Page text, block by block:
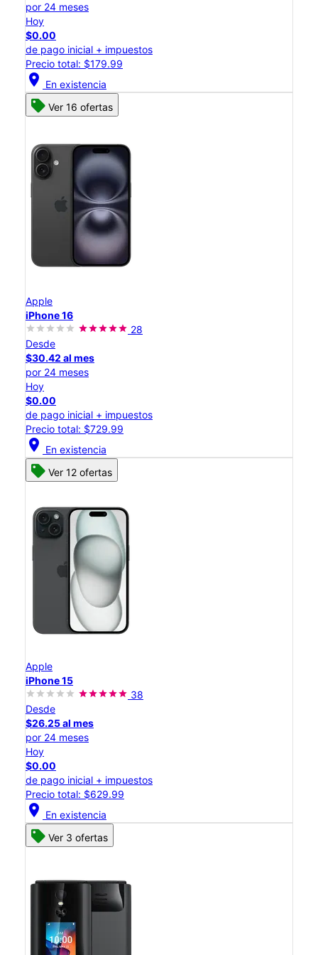
por 24 meses
Hoy
$0.00
de pago inicial + impuestos
Precio total: $179.99
location_on En existencia
Ver 16 ofertas
Apple
iPhone 16
28
Desde
$30.42 al mes
por 24 meses
Hoy
$0.00
de pago inicial + impuestos
Precio total: $729.99
location_on En existencia
Ver 12 ofertas
Apple
iPhone 15
38
Desde
$26.25 al mes
por 24 meses
Hoy
$0.00
de pago inicial + impuestos
Precio total: $629.99
location_on En existencia
Ver 3 ofertas